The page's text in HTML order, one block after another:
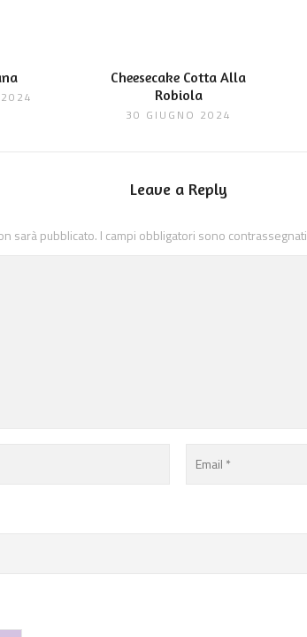
Cheesecake Cotta Alla
Robiola
30 GIUGNO 2024
Leave a Reply
sarà pubblicato. I campi obbligatori sono contrassegnati